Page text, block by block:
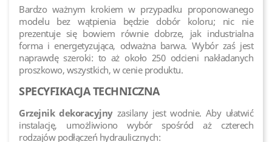
Bardzo ważnym krokiem w przypadku proponowanego
modelu bez wątpienia będzie dobór koloru; nic nie
prezentuje się bowiem równie dobrze, jak industrialna
forma i energetyzująca, odważna barwa. Wybór zaś jest
naprawdę szeroki: to aż około 250 odcieni nakładanych
proszkowo, wszystkich, w cenie produktu.
SPECYFIKACJA TECHNICZNA
Grzejnik dekoracyjnyzasilany jest wodnie. Aby ułatwić
instalację, umożliwiono wybór spośród aż czterech
rodzajów podłączeń hydraulicznych: